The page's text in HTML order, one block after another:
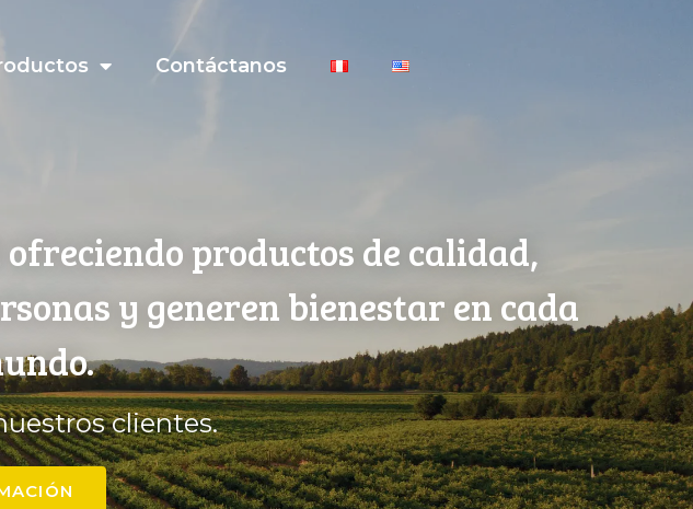
Contáctanos
productos de calidad,
y generen bienestar en cada
clientes.